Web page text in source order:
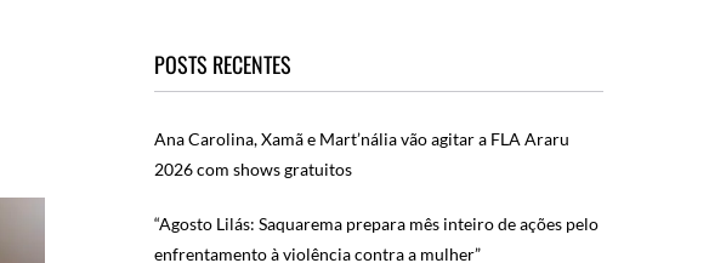
POSTS RECENTES
Ana Carolina, Xamã e Mart’nália vão agitar a FLA Araru
2026 com shows gratuitos
“Agosto Lilás: Saquarema prepara mês inteiro de ações pelo
enfrentamento à violência contra a mulher”